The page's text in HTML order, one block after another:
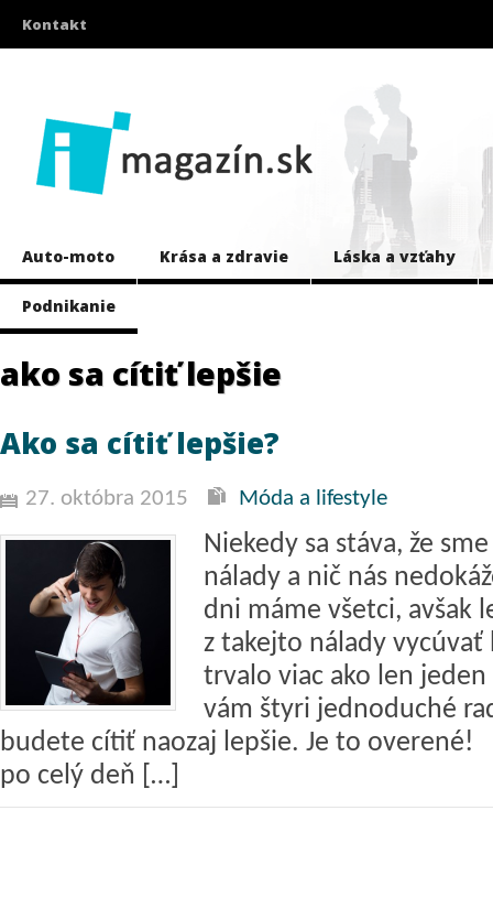
Kontakt
Auto-moto Krása a zdravie Láska a vzťahy
Podnikanie
ako sa cítiť lepšie
Ako sa cítiť lepšie?
27. októbra 2015 Móda a lifestyle
Niekedy sa stáva, že
nálady a nič nás
dni máme všetci, avšak
z takejto nálady
trvalo viac ako len jeden
vám štyri jednoduché
budete cítiť naozaj lepšie. Je to overené!
po celý deň […]